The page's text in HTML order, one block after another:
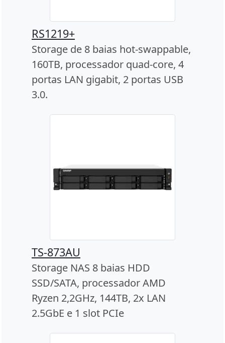
RS1219+
Storage de 8 baias hot-swappable,
160TB, processador quad-core, 4
portas LAN gigabit, 2 portas USB
3.0.
TS-873AU
Storage NAS 8 baias HDD
SSD/SATA, processador AMD
Ryzen 2,2GHz, 144TB, 2x LAN
2.5GbE e 1 slot PCIe